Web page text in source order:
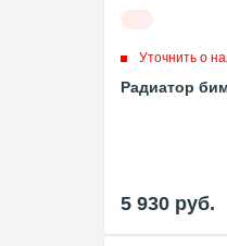
Уточнить о
Радиатор
5 930 руб.